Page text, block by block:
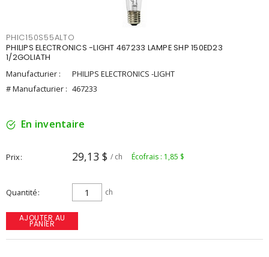
PHIC150S55ALTO
PHILIPS ELECTRONICS -LIGHT 467233 LAMPE SHP 150ED23
1/2GOLIATH
Manufacturier :
PHILIPS ELECTRONICS -LIGHT
# Manufacturier : 467233
En inventaire
Prix 29,13 $ / ch Écofrais : 1,85 $
Quantité ch
AJOUTER AU
PANIER